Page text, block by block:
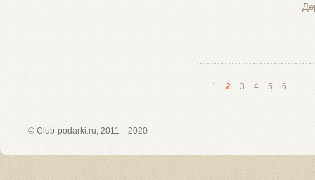
1 2 3 4 5 6
© Club-podarki.ru, 2011—2020